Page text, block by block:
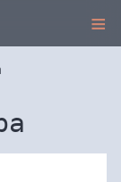
≡